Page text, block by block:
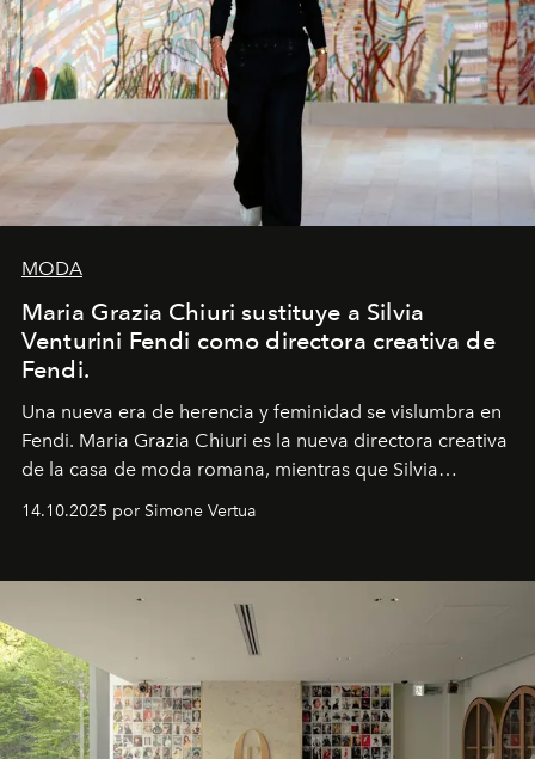
MODA
Maria Grazia Chiuri sustituye a Silvia
Venturini Fendi como directora creativa de
Fendi.
Una nueva era de herencia y feminidad se vislumbra en
Fendi. Maria Grazia Chiuri es la nueva directora creativa
de la casa de moda romana, mientras que Silvia
14.10.2025 por Simone Vertua